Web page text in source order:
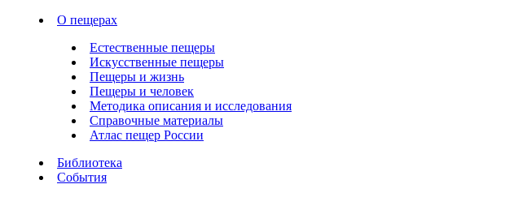
О пещерах
Естественные пещеры
Искусственные пещеры
Пещеры и жизнь
Пещеры и человек
Методика описания и исследования
Справочные материалы
Атлас пещер России
Библиотека
События